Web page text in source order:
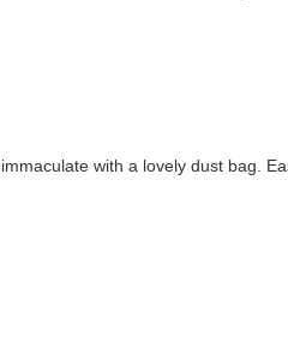
with a lovely dust bag.